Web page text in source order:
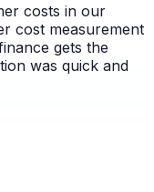
costs in our
cost measurement
gets the
was quick and